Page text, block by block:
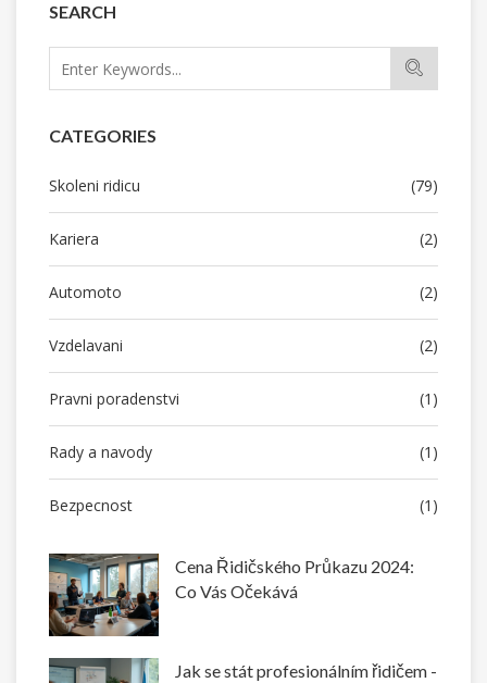
SEARCH
CATEGORIES
Skoleni ridicu (79)
Kariera (2)
Automoto (2)
Vzdelavani (2)
Pravni poradenstvi (1)
Rady a navody (1)
Bezpecnost (1)
Cena Řidičského Průkazu 2024:
Co Vás Očekává
Jak se stát profesionálním řidičem -